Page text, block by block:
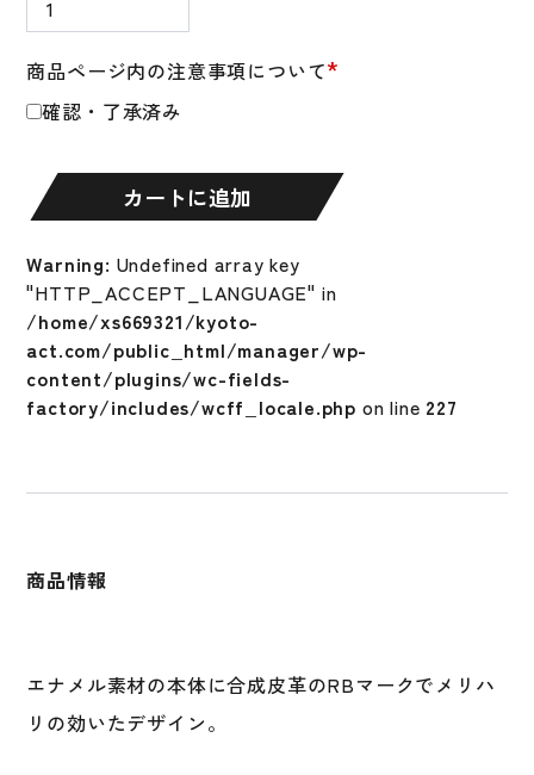
商品ページ内の注意事項について*
確認・了承済み
バ
ッ
ト
ケ
少
年
用
ジ
ュ
ニ
ア
子
バ
ッ
ー
ス
Jr.
カートに追加
Warning: Undefined array key
"HTTP_ACCEPT_LANGUAGE" in
/home/xs669321/kyoto-
act.com/public_html/manager/wp-
content/plugins/wc-fields-
factory/includes/wcff_locale.php on line 227
商品情報
エナメル素材の本体に合成皮革のRBマークでメリハ
リの効いたデザイン。